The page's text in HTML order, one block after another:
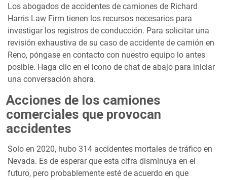
Los abogados de accidentes de camiones de Richard
Harris Law Firm tienen los recursos necesarios para
investigar los registros de conducción. Para solicitar una
revisión exhaustiva de su caso de accidente de camión en
Reno, póngase en contacto con nuestro equipo lo antes
posible. Haga clic en el icono de chat de abajo para iniciar
una conversación ahora.
Acciones de los camiones
comerciales que provocan
accidentes
Solo en 2020, hubo 314 accidentes mortales de tráfico en
Nevada. Es de esperar que esta cifra disminuya en el
futuro, pero probablemente esté de acuerdo en que